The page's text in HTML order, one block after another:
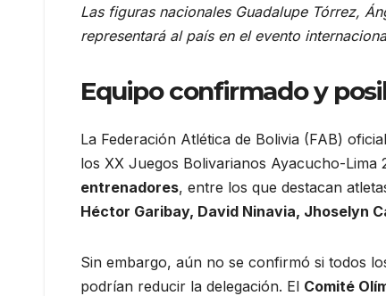
Las figuras nacionales Guadalupe Tórrez,
representará al país en el evento
Equipo confirmado y
La Federación Atlética de Bolivia (FAB)
los XX Juegos Bolivarianos Ayacucho-
entrenadores, entre los que destacan
Héctor Garibay, David Ninavia, Jhoselyn
Sin embargo, aún no se confirmó si todos
podrían reducir la delegación. El Comité